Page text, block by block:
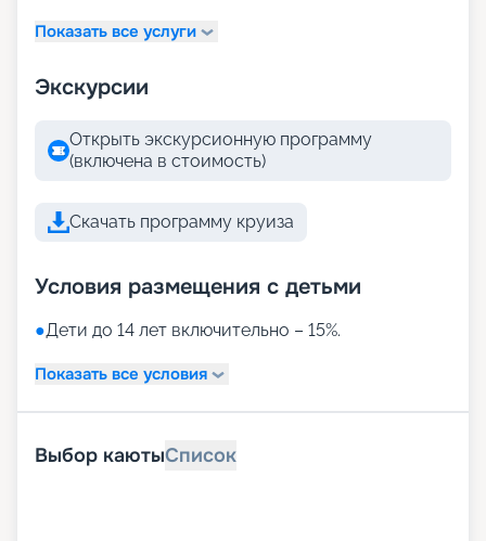
Показать все услуги
Экскурсии
Открыть экскурсионную программу
(включена в стоимость)
Скачать программу круиза
Условия размещения с детьми
●Дети до 14 лет включительно – 15%.
Показать все условия
Выбор каютыСписок